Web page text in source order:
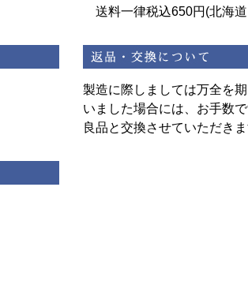
送料一律税込650円(北海
製造に際しましては万全を
いました場合には、お手数
良品と交換させていただき